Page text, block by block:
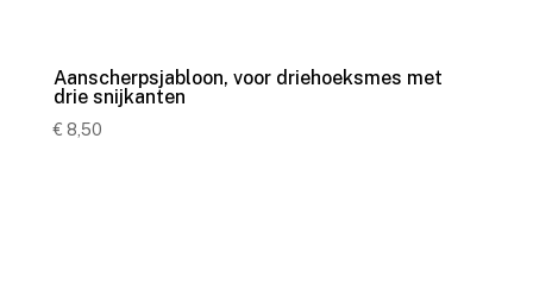
Aanscherpsjabloon, voor driehoeksmes met
drie snijkanten
€ 8,50